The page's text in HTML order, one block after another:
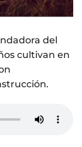
del
cultivan en